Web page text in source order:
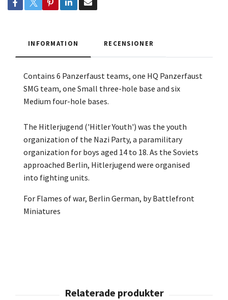
INFORMATION RECENSIONER
Contains 6 Panzerfaust teams, one HQ Panzerfaust
SMG team, one Small three-hole base and six
Medium four-hole bases.
The Hitlerjugend ('Hitler Youth') was the youth
organization of the Nazi Party, a paramilitary
organization for boys aged 14 to 18. As the Soviets
approached Berlin, Hitlerjugend were organised
into fighting units.
For Flames of war, Berlin German, by Battlefront
Miniatures